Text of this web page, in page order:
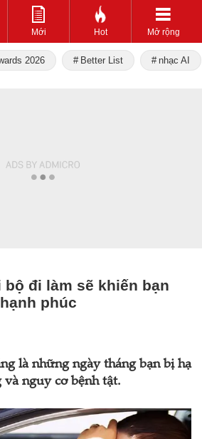
Mới Hot Mở rộng
2026 Better List nhạc AI
đi làm sẽ khiến bạn
phúc
là những ngày tháng bạn bị hạ
và nguy cơ bệnh tật.